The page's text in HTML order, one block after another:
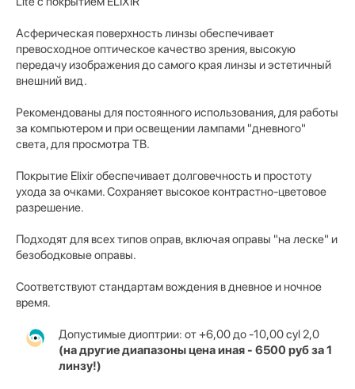
Асферическая поверхность линзы обеспечивает
превосходное оптическое качество зрения, высокую
передачу изображения до самого края линзы и эстетичный
внешний вид.
Рекомендованы для постоянного использования, для работы
за компьютером и при освещении лампами "дневного"
света, для просмотра ТВ.
Покрытие Elixir обеспечивает долговечность и простоту
ухода за очками. Сохраняет высокое контрастно-цветовое
разрешение.
Подходят для всех типов оправ, включая оправы "на леске" и
безободковые оправы.
Соответствуют стандартам вождения в дневное и ночное
время.
Допустимые диоптрии: от +6,00 до -10,00cyl 2,0
(на другие диапазоны цена иная - 6500 руб за 1
линзу!)